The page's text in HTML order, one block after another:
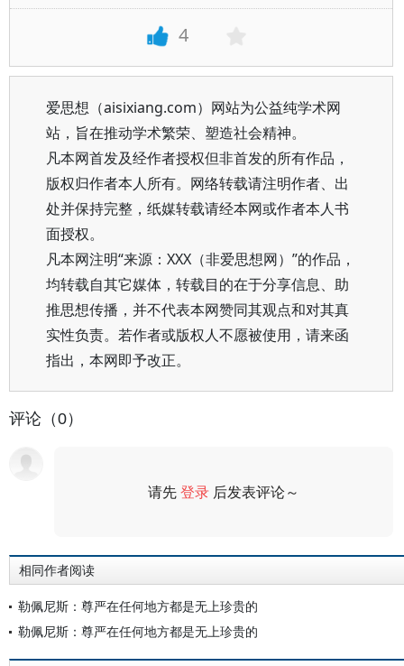
4
爱思想（aisixiang.com）网站为公益纯学术网
站，旨在推动学术繁荣、塑造社会精神。
凡本网首发及经作者授权但非首发的所有作品，
版权归作者本人所有。网络转载请注明作者、出
处并保持完整，纸媒转载请经本网或作者本人书
面授权。
凡本网注明“来源：XXX（非爱思想网）”的作品，
均转载自其它媒体，转载目的在于分享信息、助
推思想传播，并不代表本网赞同其观点和对其真
实性负责。若作者或版权人不愿被使用，请来函
指出，本网即予改正。
评论（0）
请先登录 后发表评论～
相同作者阅读
勒佩尼斯：尊严在任何地方都是无上珍贵的
勒佩尼斯：尊严在任何地方都是无上珍贵的